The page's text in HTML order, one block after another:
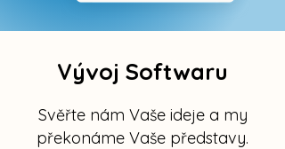
Vývoj Softwaru
Svěřte nám Vaše ideje a my
překonáme Vaše představy.